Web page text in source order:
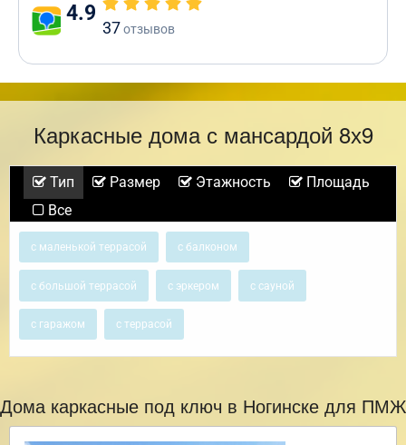
4.9
37отзывов
Каркасные дома с мансардой 8х9
Тип Размер Этажность
Площадь
Все
с маленькой террасой с балконом
с большой террасой с эркером с сауной
с гаражом с террасой
Дома каркасные под ключ в Ногинске для ПМЖ